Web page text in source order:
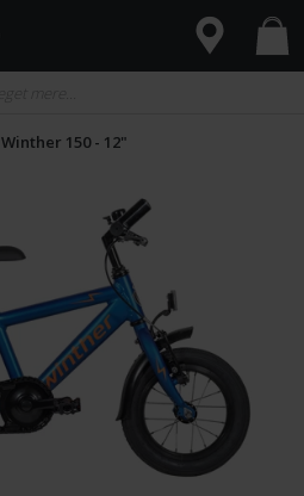
Winther 150 - 12"